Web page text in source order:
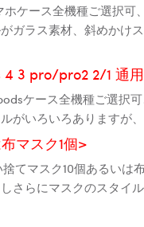
ホケース全機種ご選択可
ガラス素材、斜めかけ
3 pro/pro2 2/1 通
ケース全機種ご選択
がいろいろあります
マスク1個>
てマスク10個あるい
さらにマスクのスタイ